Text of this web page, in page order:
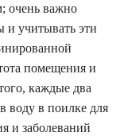
очень важно
и учитывать эти
помещения и
каждые два
воду в поилке для
и заболеваний